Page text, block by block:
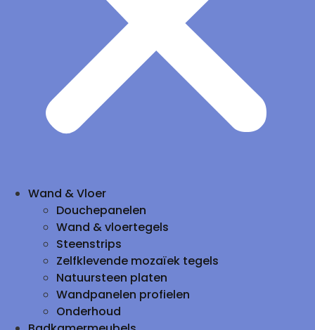
Wand & Vloer
Douchepanelen
Wand & vloertegels
Steenstrips
Zelfklevende mozaïek tegels
Natuursteen platen
Wandpanelen profielen
Onderhoud